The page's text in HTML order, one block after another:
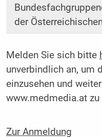
der
Melden Sie sich bitte
unverbindlich an, um
einzusehen und
www.medmedia.at zu
Zur Anmeldung